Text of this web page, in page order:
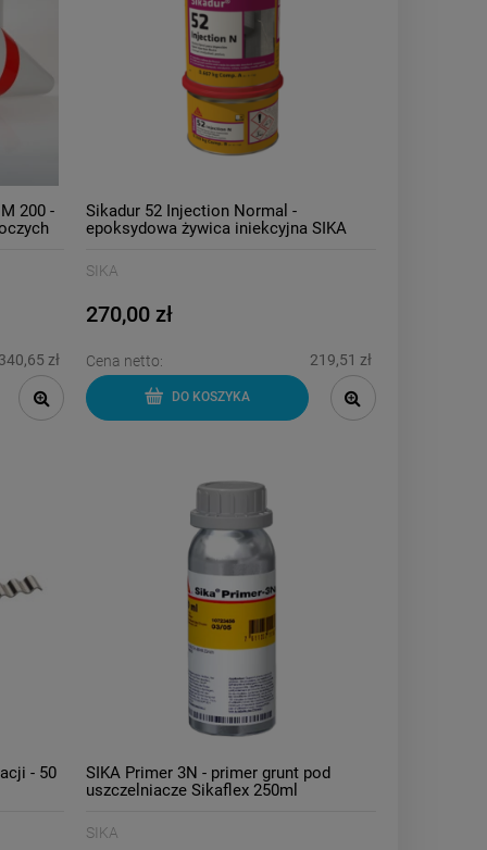
200 -
zł
Sikadur 52 Injection Normal -
epoksydowa żywica iniekcyjna SIKA
SIKA
270,00 zł
Cena netto: 219,51 zł
DO KOSZYKA
- 50
SIKA Primer 3N - primer grunt pod
uszczelniacze Sikaflex 250ml
SIKA